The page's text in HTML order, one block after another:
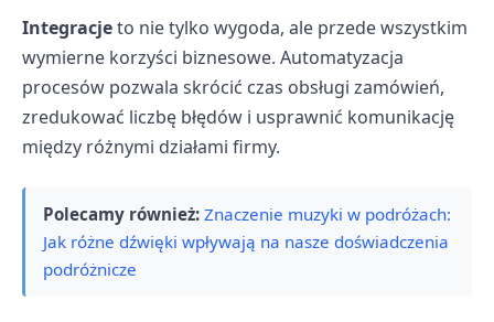
Integracjeto nie tylko wygoda, ale przede wszystkim
wymierne korzyści biznesowe. Automatyzacja
procesów pozwala skrócić czas obsługi zamówień,
zredukować liczbę błędów i usprawnić komunikację
między różnymi działami firmy.
Polecamy również: Znaczenie muzyki w podróżach:
Jak różne dźwięki wpływają na nasze doświadczenia
podróżnicze